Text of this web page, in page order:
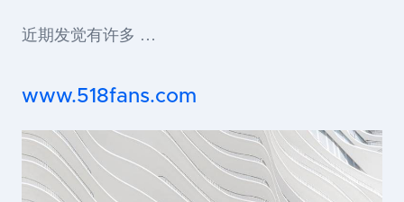
近期发觉有许多 …
www.518fans.com